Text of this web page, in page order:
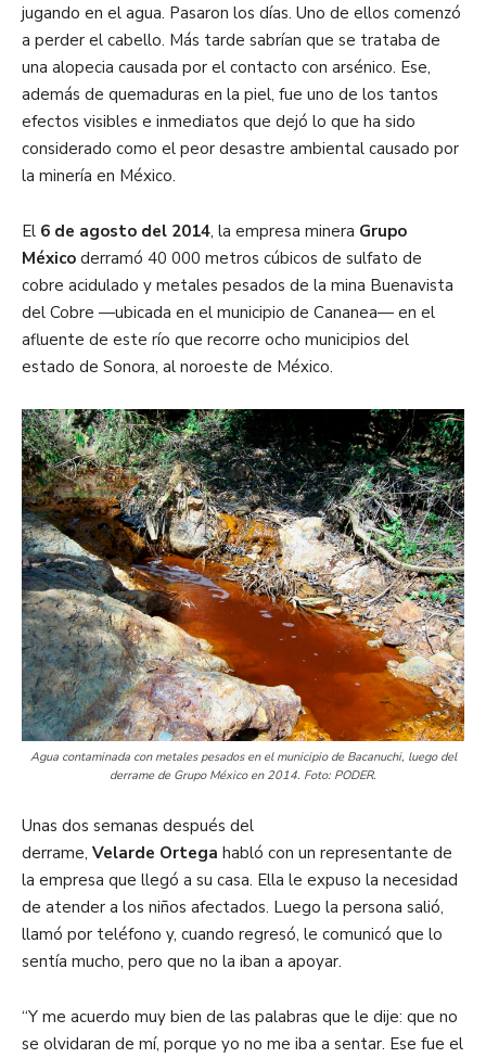
jugando en el agua. Pasaron los días. Uno de ellos comenzó
a perder el cabello. Más tarde sabrían que se trataba de
una alopecia causada por el contacto con arsénico. Ese,
además de quemaduras en la piel, fue uno de los tantos
efectos visibles e inmediatos que dejó lo que ha sido
considerado como el peor desastre ambiental causado por
la minería en México.
El 6 de agosto del 2014, la empresa minera Grupo
México derramó 40 000 metros cúbicos de sulfato de
cobre acidulado y metales pesados de la mina Buenavista
del Cobre —ubicada en el municipio de Cananea— en el
afluente de este río que recorre ocho municipios del
estado de Sonora, al noroeste de México.
Agua contaminada con metales pesados en el municipio de Bacanuchi, luego del
derrame de Grupo México en 2014. Foto: PODER.
Unas dos semanas después del
derrame, Velarde Ortega habló con un representante de
la empresa que llegó a su casa. Ella le expuso la necesidad
de atender a los niños afectados. Luego la persona salió,
llamó por teléfono y, cuando regresó, le comunicó que lo
sentía mucho, pero que no la iban a apoyar.
“Y me acuerdo muy bien de las palabras que le dije: que no
se olvidaran de mí, porque yo no me iba a sentar. Ese fue el